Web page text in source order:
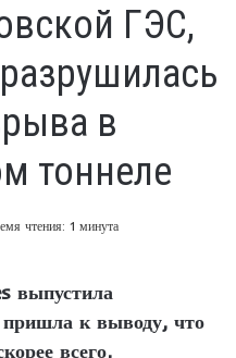
ГЭС,
в
тоннеле
чтения: 1 минута
выпустила
пришла к выводу, что
всего,